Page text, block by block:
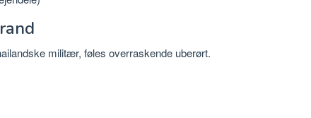
militær, føles overraskende uberørt.